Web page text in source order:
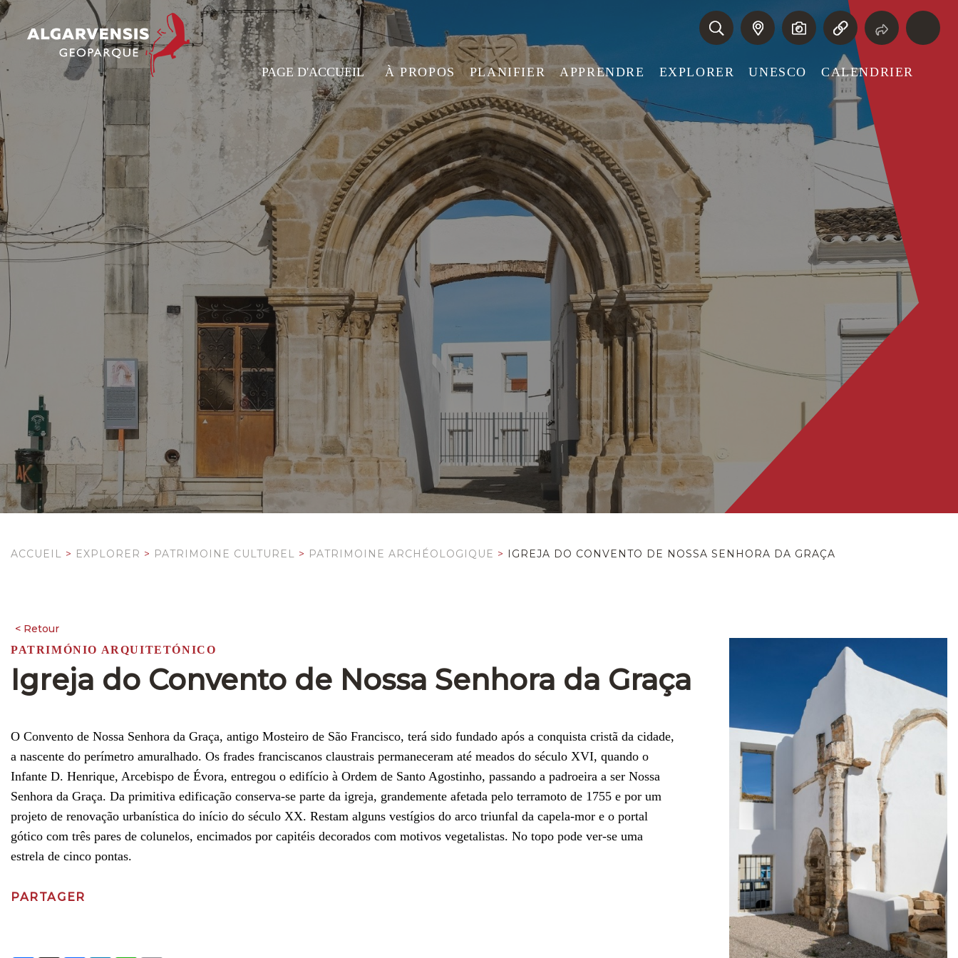
PAGE D'ACCUEIL À PROPOS PLANIFIER APPRENDRE EXPLORER UNESCO CALENDRIER
ACCUEIL > EXPLORER > PATRIMOINE CULTUREL > PATRIMOINE ARCHÉOLOGIQUE > IGREJA DO CONVENTO DE NOSSA SENHORA DA GRAÇA
PATRIMÓNIO ARQUITETÓNICO
Igreja do Convento de Nossa Senhora da Graça
O Convento de Nossa Senhora da Graça, antigo Mosteiro de São Francisco, terá sido fundado após a conquista cristã da cidade,
a nascente do perímetro amuralhado. Os frades franciscanos claustrais permaneceram até meados do século XVI, quando o
Infante D. Henrique, Arcebispo de Évora, entregou o edifício à Ordem de Santo Agostinho, passando a padroeira a ser Nossa
Senhora da Graça. Da primitiva edificação conserva-se parte da igreja, grandemente afetada pelo terramoto de 1755 e por um
projeto de renovação urbanística do início do século XX. Restam alguns vestígios do arco triunfal da capela-mor e o portal
gótico com três pares de colunelos, encimados por capitéis decorados com motivos vegetalistas. No topo pode ver-se uma
estrela de cinco pontas.
PARTAGER